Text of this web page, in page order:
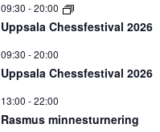
09:30 -20:00
Uppsala Chessfestival 2026
09:30 -20:00
Uppsala Chessfestival 2026
13:00 -22:00
Rasmus minnesturnering